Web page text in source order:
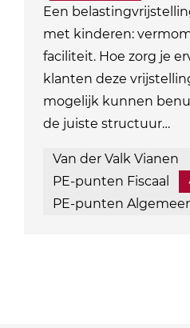
Een
met kinderen:
faciliteit. Hoe zorg je
klanten deze
mogelijk kunnen
de juiste structuur…
Van der Valk Vianen
PE-punten Fiscaal
PE-punten